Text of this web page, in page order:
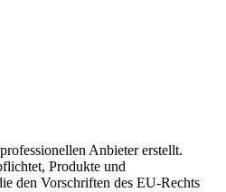
Anbieter erstellt.
Produkte und
den Vorschriften des EU-Rechts